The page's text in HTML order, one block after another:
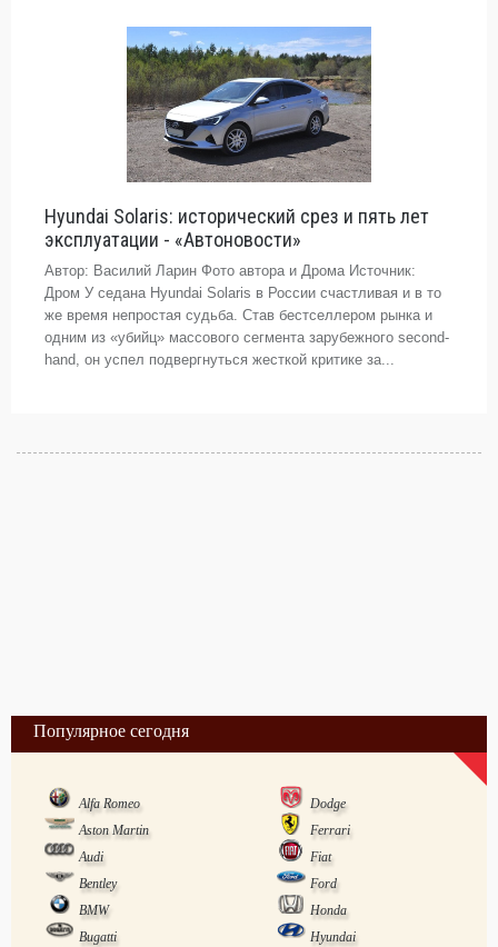
Hyundai Solaris: исторический срез и пять лет
эксплуатации - «Автоновости»
Автор: Василий Ларин Фото автора и Дрома Источник:
Дром У седана Hyundai Solaris в России счастливая и в то
же время непростая судьба. Став бестселлером рынка и
одним из «убийц» массового сегмента зарубежного second-
hand, он успел подвергнуться жесткой критике за...
Популярное сегодня
Alfa Romeo
Dodge
Aston Martin
Ferrari
Audi
Fiat
Bentley
Ford
BMW
Honda
Bugatti
Hyundai